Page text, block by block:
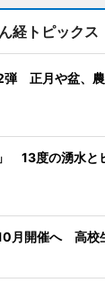
経トピックス
弾 正月や盆、
13度の湧水と
月開催へ 高校